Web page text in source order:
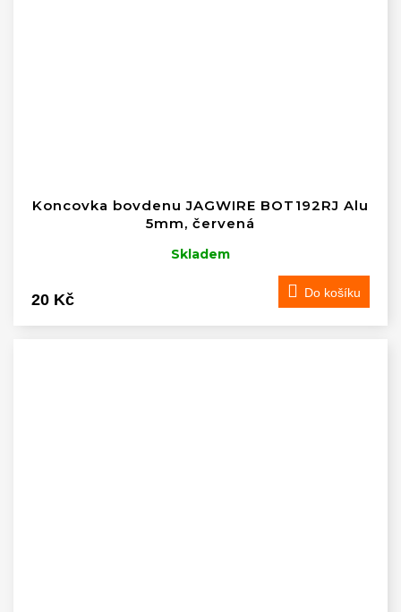
Koncovka bovdenu JAGWIRE BOT192RJ Alu
5mm, červená
Skladem
20 Kč Do košíku